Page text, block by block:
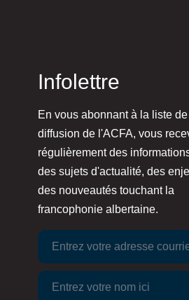
Infolettre
En vous abonnant à la liste de
diffusion de l'ACFA, vous
régulièrement des
des sujets d'actualité, des
des nouveautés touchant la
francophonie albertaine.